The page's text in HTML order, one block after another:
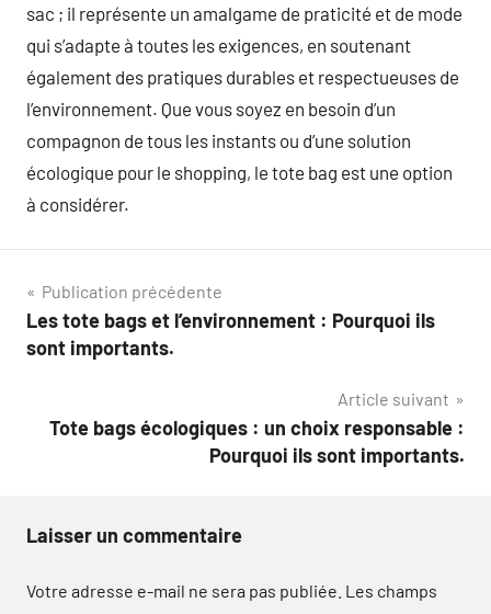
sac ; il représente un amalgame de praticité et de mode
qui s’adapte à toutes les exigences, en soutenant
également des pratiques durables et respectueuses de
l’environnement. Que vous soyez en besoin d’un
compagnon de tous les instants ou d’une solution
écologique pour le shopping, le tote bag est une option
à considérer.
Navigation
de
Publication précédente
Les tote bags et l’environnement : Pourquoi ils
sont importants.
Article suivant
Tote bags écologiques : un choix responsable :
Pourquoi ils sont importants.
Laisser un commentaire
Votre adresse e-mail ne sera pas publiée. Les champs